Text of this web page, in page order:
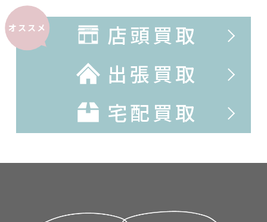
オススメ
店頭買取
出張買取
宅配買取